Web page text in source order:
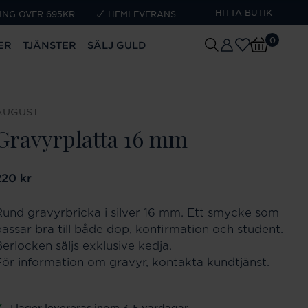
ÖVER 695KR HEMLEVERANS HITTA BUTIK
TJÄNSTER SÄLJ GULD 0
16 mm
:220 kr
kr
gravyrbricka i silver 16 mm. Ett smycke som
bra till både dop, konfirmation och student.
säljs exklusive kedja.
information om gravyr, kontakta kundtjänst.